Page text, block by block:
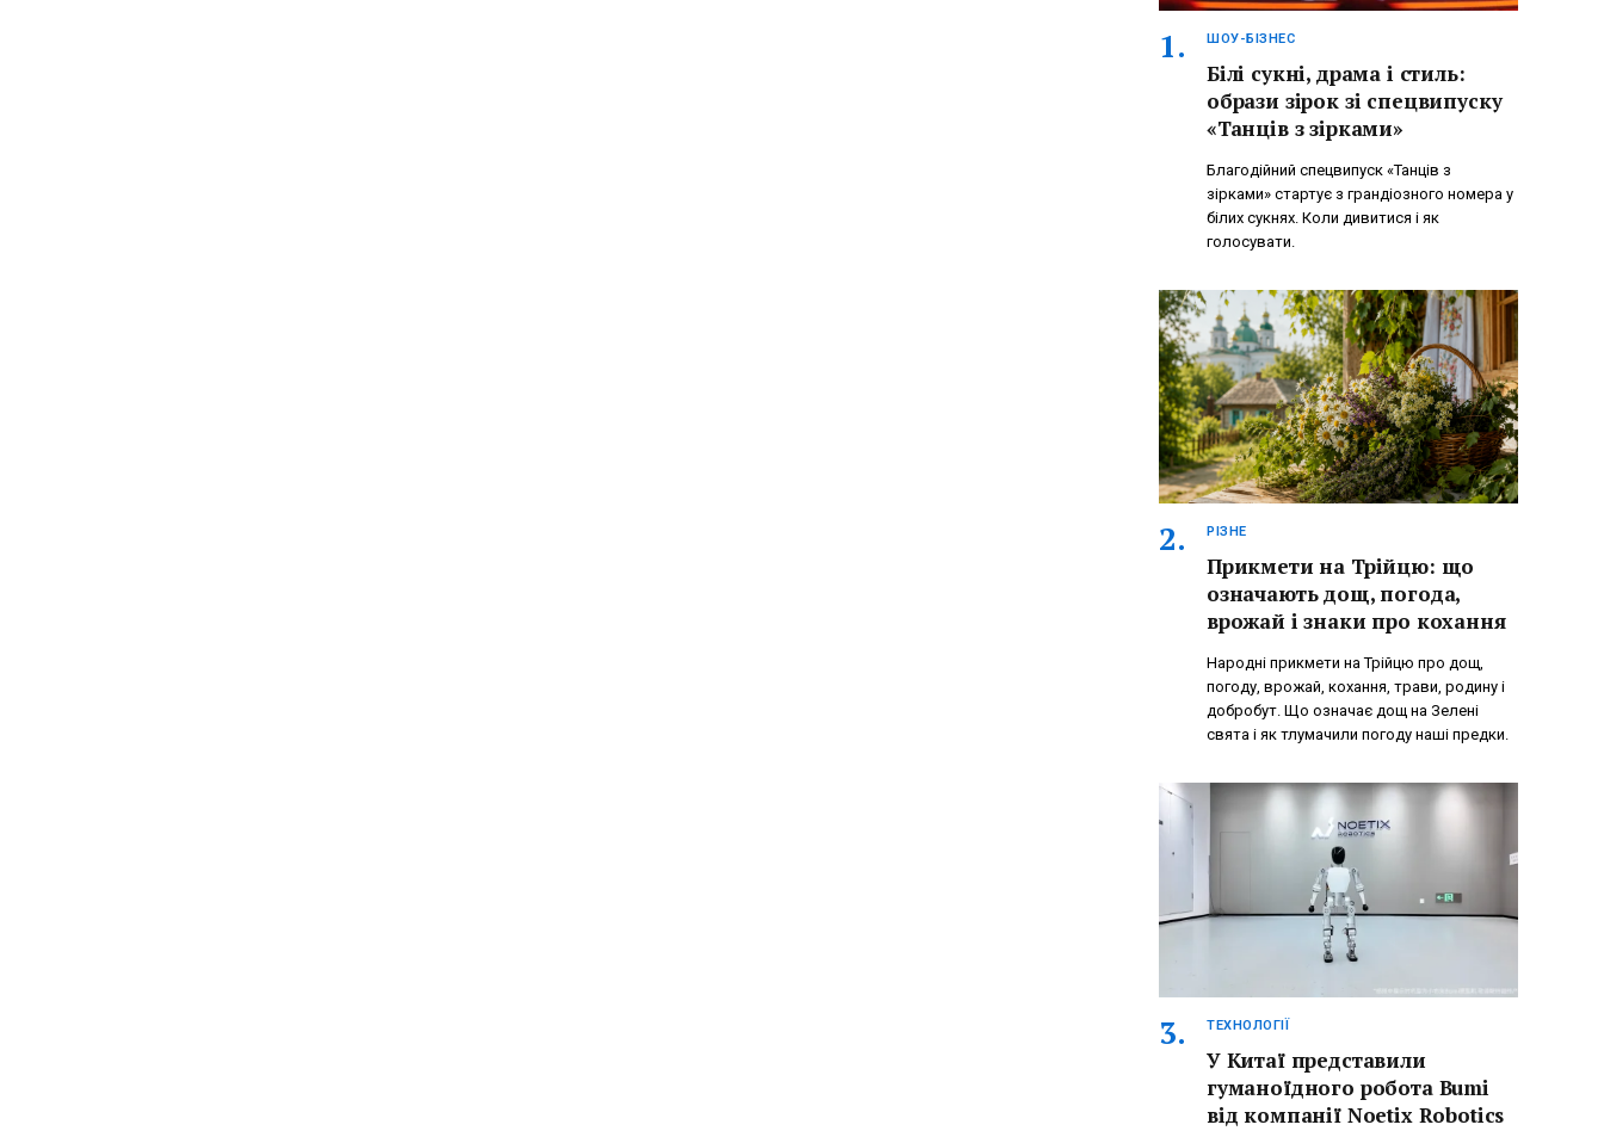
ШОУ-БІЗНЕС
Білі сукні, драма і стиль:
образи зірок зі спецвипуску
«Танців з зірками»
Благодійний спецвипуск «Танців з
зірками» стартує з грандіозного номера у
білих сукнях. Коли дивитися і як
голосувати.
РІЗНЕ
Прикмети на Трійцю: що
означають дощ, погода,
врожай і знаки про кохання
Народні прикмети на Трійцю про дощ,
погоду, врожай, кохання, трави, родину і
добробут. Що означає дощ на Зелені
свята і як тлумачили погоду наші предки.
ТЕХНОЛОГІЇ
У Китаї представили
гуманоїдного робота Bumi
від компанії Noetix Robotics